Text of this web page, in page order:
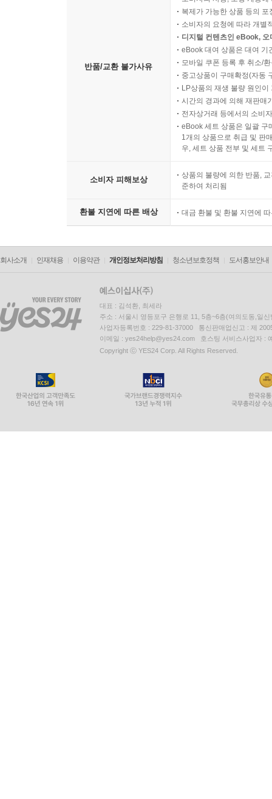
반품/교환 불가사유
복제가 가능한 상품 등의
소비자의 요청에 따라 개별
디지털 컨텐츠인 eBook,
eBook 대여 상품은 대여 기
모바일 쿠폰 등록 후 취소/
중고상품이 구매확정(자동
LP상품의 재생 불량 원인
시간의 경과에 의해 재판매
전자상거래 등에서의 소비
eBook 세트 상품은 일괄 구
1개의 상품으로 취급 및 판
우, 세트 상품 전부 및 세트
소비자 피해보상
상품의 불량에 의한 반품,
준하여 처리됨
환불 지연에 따른 배상 대금 환불 및 환불 지연에
회사소개 인재채용 이용약관 개인정보처리방침 청소년보호정책 도서홍보안내
대표 : 김석환, 최세라
주소 : 서울시 영등포구 은행로 11, 5층~6층(여의도동,일신
사업자등록번호 : 229-81-37000 통신판매업신고 : 제
이메일 : yes24help@yes24.com 호스팅 서비스사업자 :
Copyright ⓒ YES24 Corp. All Rights Reserved.